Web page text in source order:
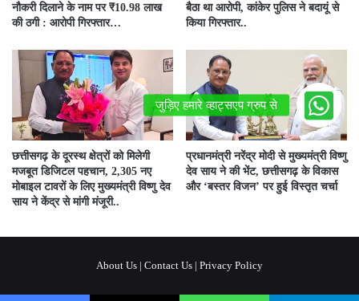
नौकरी दिलाने के नाम पर ₹10.98 लाख
की ठगी : आरोपी गिरफ्तार…
बैठा था आरोपी, कांकेर पुलिस ने बदायूं से
किया गिरफ्तार..
छत्तीसगढ़ के दूरस्थ क्षेत्रों को मिलेगी
मजबूत डिजिटल पहचान, 2,305 नए
मोबाइल टावरों के लिए मुख्यमंत्री विष्णु देव
साय ने केंद्र से मांगी मंजूरी..
प्रधानमंत्री नरेंद्र मोदी से मुख्यमंत्री विष्णु
देव साय ने की भेंट, छत्तीसगढ़ के विकास
और ‘बस्तर विजन’ पर हुई विस्तृत चर्चा
About Us | Contact Us | Privacy Policy